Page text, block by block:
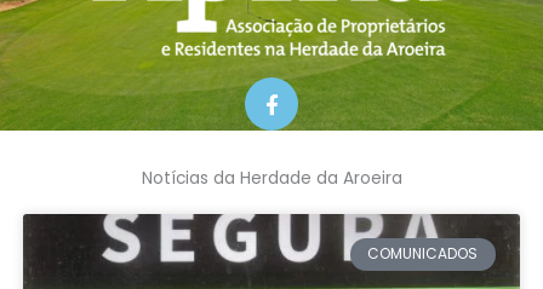
F
a
c
b
o
o
-
Notícias da Herdade da Aroeira
COMUNICADOS